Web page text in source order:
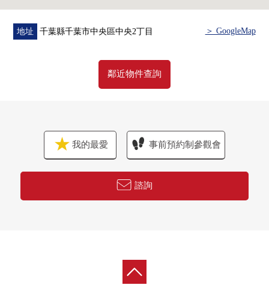
▼設備
・從腳下熱的地板暖氣(客餐廳)
・高效率煤氣熱水供應器"節能瓦斯熱水器"
・溫水式浴室暖氣烘乾機
▼周邊環境
・院裡面的小學步行13分鐘(約1020m)
・樁森中學步行23分鐘(約1780m)
・西友千葉中央商店步行1分鐘(約10m)
・7-Eleven千葉中央公園商店步行1分鐘(約40m)
地址 千葉縣千葉市中央區中央2丁目 ＞ GoogleMap
鄰近物件查詢
我的最愛 事前預約制參觀會
諮詢